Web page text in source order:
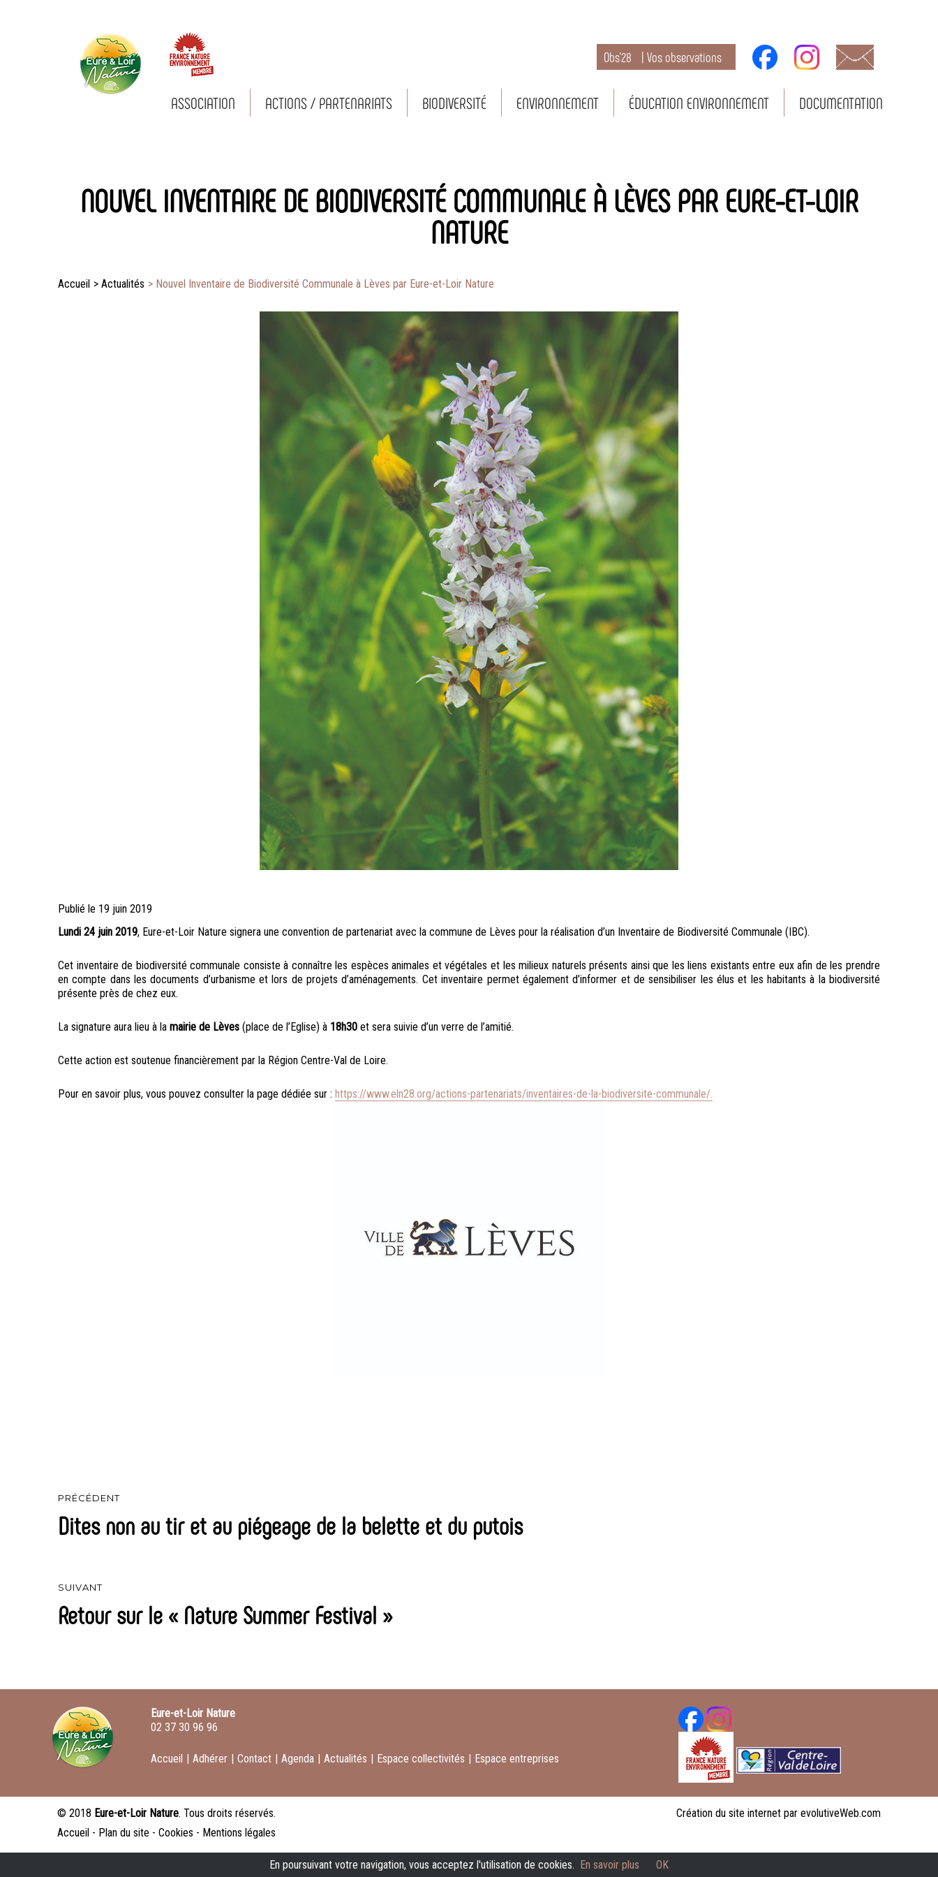
Obs’28 | Vos observations
ASSOCIATION ACTIONS / PARTENARIATS BIODIVERSITÉ ENVIRONNEMENT ÉDUCATION ENVIRONNEMENT DOCUMENTATION
NOUVEL INVENTAIRE DE BIODIVERSITÉ COMMUNALE À LÈVES PAR EURE-ET-LOIR
NATURE
Accueil >Actualités > Nouvel Inventaire de Biodiversité Communale à Lèves par Eure-et-Loir Nature
Publié le Publié
le
19 juin 2019
Lundi 24 juin 2019, Eure-et-Loir Nature signera une convention de partenariat avec la commune de Lèves pour la réalisation d’un Inventaire de Biodiversité Communale (IBC).
Cet inventaire de biodiversité communale consiste à connaître les espèces animales et végétales et les milieux naturels présents ainsi que les liens existants entre eux afin de les prendre
en compte dans les documents d’urbanisme et lors de projets d’aménagements. Cet inventaire permet également d’informer et de sensibiliser les élus et les habitants à la biodiversité
présente près de chez eux.
La signature aura lieu à lamairie de Lèves (place de l’Eglise) à 18h30 et sera suivie d’un verre de l’amitié.
Cette action est soutenue financièrement par la Région Centre-Val de Loire.
Pour en savoir plus, vous pouvez consulter la page dédiée sur :https://www.eln28.org/actions-partenariats/inventaires-de-la-biodiversite-communale/.
de
PRÉCÉDENT
Article
précédent :
Dites non au tir et au piégeage de la belette et du putois
SUIVANT
Article
suivant :
Retour sur le « Nature Summer Festival »
Eure-et-Loir Nature
02 37 30 96 96
Accueil | Adhérer | Contact | Agenda | Actualités | Espace collectivités | Espace entreprises
© 2018 Eure-et-Loir Nature. Tous droits réservés.
Accueil - Plan du site - Cookies - Mentions légales
Création du site internet par evolutiveWeb.com
En poursuivant votre navigation, vous acceptez l'utilisation de cookies. En savoir plus OK